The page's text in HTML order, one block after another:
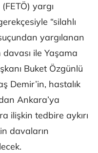
yargı
“silahlı
yargılanan
davası ile Yaşama
Buket Özgünlü
Demir’in, hastalık
Ankara’ya
ilişkin tedbire aykırı
davaların